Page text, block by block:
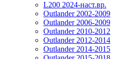
L200 2024-наст.вр.
Outlander 2002-2009
Outlander 2006-2009
Outlander 2010-2012
Outlander 2012-2014
Outlander 2014-2015